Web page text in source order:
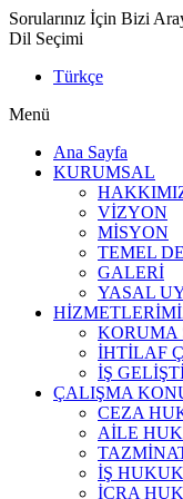
Sorularınız İçin Bizi
Dil Seçimi
Türkçe
Menü
Ana Sayfa
KURUMSAL
VİZYON
MİSYON
TEMEL
GALERİ
YASAL
KORUMA
İHTİLAF
İŞ
ÇALIŞMA
CEZA
AİLE
İŞ
İCRA